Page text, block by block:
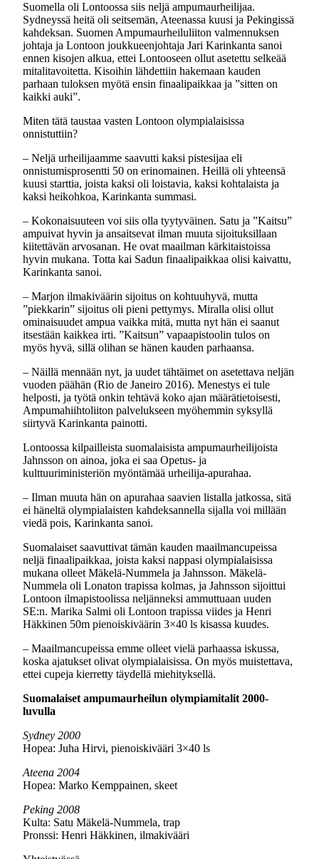
Suomella oli Lontoossa siis neljä ampumaurheilijaa.
Sydneyssä heitä oli seitsemän, Ateenassa kuusi ja Pekingissä
kahdeksan. Suomen Ampumaurheiluliiton valmennuksen
johtaja ja Lontoon joukkueenjohtaja Jari Karinkanta sanoi
ennen kisojen alkua, ettei Lontooseen ollut asetettu selkeää
mitalitavoitetta. Kisoihin lähdettiin hakemaan kauden
parhaan tuloksen myötä ensin finaalipaikkaa ja ”sitten on
kaikki auki”.
Miten tätä taustaa vasten Lontoon olympialaisissa
onnistuttiin?
– Neljä urheilijaamme saavutti kaksi pistesijaa eli
onnistumisprosentti 50 on erinomainen. Heillä oli yhteensä
kuusi starttia, joista kaksi oli loistavia, kaksi kohtalaista ja
kaksi heikohkoa, Karinkanta summasi.
– Kokonaisuuteen voi siis olla tyytyväinen. Satu ja ”Kaitsu”
ampuivat hyvin ja ansaitsevat ilman muuta sijoituksillaan
kiitettävän arvosanan. He ovat maailman kärkitaistoissa
hyvin mukana. Totta kai Sadun finaalipaikkaa olisi kaivattu,
Karinkanta sanoi.
– Marjon ilmakiväärin sijoitus on kohtuuhyvä, mutta
”piekkarin” sijoitus oli pieni pettymys. Miralla olisi ollut
ominaisuudet ampua vaikka mitä, mutta nyt hän ei saanut
itsestään kaikkea irti. ”Kaitsun” vapaapistoolin tulos on
myös hyvä, sillä olihan se hänen kauden parhaansa.
– Näillä mennään nyt, ja uudet tähtäimet on asetettava neljän
vuoden päähän (Rio de Janeiro 2016). Menestys ei tule
helposti, ja työtä onkin tehtävä koko ajan määrätietoisesti,
Ampumahiihtoliiton palvelukseen myöhemmin syksyllä
siirtyvä Karinkanta painotti.
Lontoossa kilpailleista suomalaisista ampumaurheilijoista
Jahnsson on ainoa, joka ei saa Opetus- ja
kulttuuriministeriön myöntämää urheilija-apurahaa.
– Ilman muuta hän on apurahaa saavien listalla jatkossa, sitä
ei häneltä olympialaisten kahdeksannella sijalla voi millään
viedä pois, Karinkanta sanoi.
Suomalaiset saavuttivat tämän kauden maailmancupeissa
neljä finaalipaikkaa, joista kaksi nappasi olympialaisissa
mukana olleet Mäkelä-Nummela ja Jahnsson. Mäkelä-
Nummela oli Lonaton trapissa kolmas, ja Jahnsson sijoittui
Lontoon ilmapistoolissa neljänneksi ammuttuaan uuden
SE:n. Marika Salmi oli Lontoon trapissa viides ja Henri
Häkkinen 50m pienoiskiväärin 3×40 ls kisassa kuudes.
– Maailmancupeissa emme olleet vielä parhaassa iskussa,
koska ajatukset olivat olympialaisissa. On myös muistettava,
ettei cupeja kierretty täydellä miehityksellä.
Suomalaiset ampumaurheilun olympiamitalit 2000-
luvulla
Sydney 2000
Hopea: Juha Hirvi, pienoiskivääri 3×40 ls
Ateena 2004
Hopea: Marko Kemppainen, skeet
Peking 2008
Kulta: Satu Mäkelä-Nummela, trap
Pronssi: Henri Häkkinen, ilmakivääri